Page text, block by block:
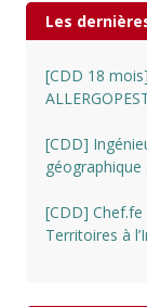
Les
[CDD 18
[CDD]
géographique
[CDD]
Territoires à